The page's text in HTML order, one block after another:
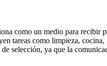
como un medio para recibir
tareas como limpieza,
selección, ya que la